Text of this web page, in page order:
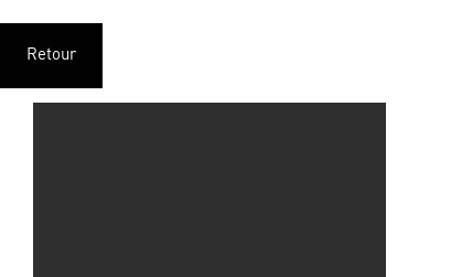
Retour